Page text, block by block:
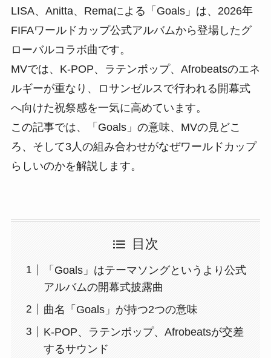
LISA、Anitta、Remaによる「Goals」は、2026年
FIFAワールドカップ公式アルバムから登場したグ
ローバルコラボ曲です。
MVでは、K-POP、ラテンポップ、Afrobeatsのエネ
ルギーが重なり、ロサンゼルスで行われる開幕式
へ向けた祝祭感を一気に高めています。
この記事では、「Goals」の意味、MVの見どこ
ろ、そして3人の組み合わせがなぜワールドカップ
らしいのかを解説します。
目次
「Goals」はテーマソングというより公式
アルバムの開幕式披露曲
曲名「Goals」が持つ2つの意味
K-POP、ラテンポップ、Afrobeatsが交差
するサウンド